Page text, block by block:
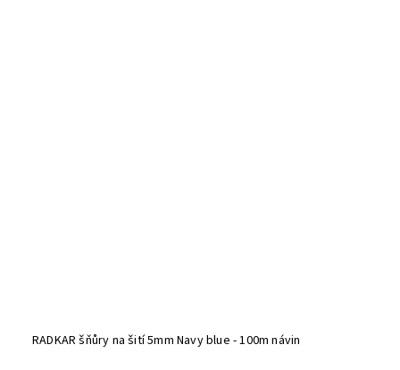
RADKAR šňůry na šití 5mm Navy blue - 100m návin